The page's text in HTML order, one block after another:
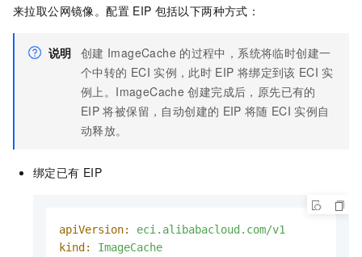
来拉取公网镜像。配置 EIP 包括以下两种方式：
说明 创建 ImageCache 的过程中，系统将临时创建一
个中转的 ECI 实例，此时 EIP 将绑定到该 ECI 实
例上。ImageCache 创建完成后，原先已有的
EIP 将被保留，自动创建的 EIP 将随 ECI 实例自
动释放。
绑定已有 EIP
apiVersion:
eci.alibabacloud.com/v1
kind:
ImageCache